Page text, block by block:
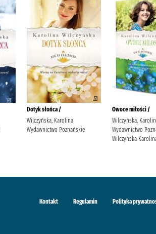
Dotyk słońca /
Wilczyńska, Karolina
Wydawnictwo Poznańskie
Owoce miłości /
Wilczyńska,
Wydawnictwo
Wilczyńska
Kontakt Regulamin Polityka